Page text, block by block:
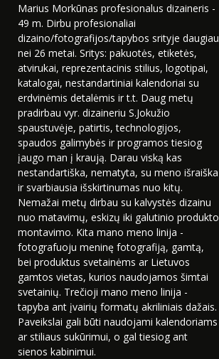
Marius Morkūnas profesionalus dizaineris -
49 m. Dirbu profesionaliai
dizaino/fotografijos/tapybos srityje daugiau
nei 26 metai. Sritys: pakuotės, etiketės,
atvirukai, reprezentacinis stilius, logotipai,
katalogai, nestandartiniai kalendoriai su
erdvinėmis detalėmis ir t.t. Daug metų
pradirbau vyr. dizaineriu S.Jokužio
spaustuvėje, patirtis, technologijos,
spaudos galimybės ir programos tiesiog
įaugo man į kraują. Darau viską kas
nestandartiška, nematyta, su meno išraiška
ir svarbiausia išskirtinumas nuo kitų.
Nemažai metų dirbau su kalvystės dizainu
nuo matavimų, eskizų iki galutinio produkto
montavimo. Kita mano meno linija -
fotografuoju meninę fotografiją, gamtą,
bei produktus svetainėms ar Lietuvos
gamtos vietas, kurios naudojamos šimtai
svetainių. Trečioji mano meno linija -
tapyba ant įvairių formatų akriliniais dažais.
Paveikslai gali būti naudojami kalendoriams
ar stiliaus sukūrimui, o gal tiesiog ant
sienos kabinimui.